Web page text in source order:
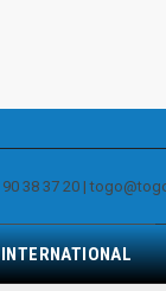
INTERNATIONAL